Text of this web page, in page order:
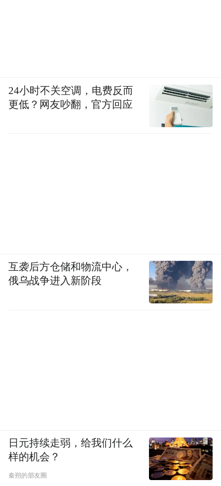
24小时不关空调，电费反而
更低？网友吵翻，官方回应
互袭后方仓储和物流中心，
俄乌战争进入新阶段
日元持续走弱，给我们什么
样的机会？
秦朔的朋友圈